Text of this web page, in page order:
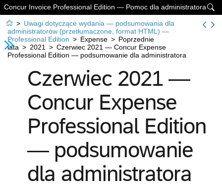

Concur Invoice Professional Edition — Pomoc dla administratora
 > Uwagi dotyczące wydania — podsumowania dla
administratorów (przetłumaczone, format HTML) —
Professional Edition > Expense > Poprzednie
lata > 2021 > Czerwiec 2021 — Concur Expense
Professional Edition — podsumowanie dla administratora
Czerwiec 2021 —
Concur Expense
Professional Edition
— podsumowanie
dla administratora